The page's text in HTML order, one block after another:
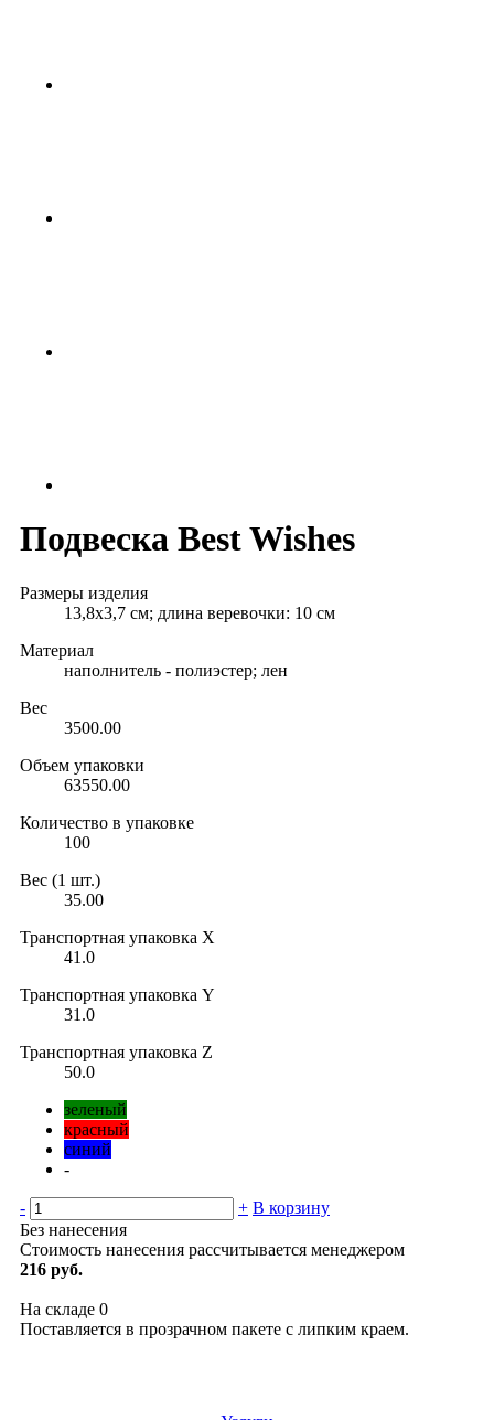
Подвеска Best Wishes
Размеры изделия
13,8х3,7 см; длина веревочки: 10 см
Материал
наполнитель - полиэстер; лен
Вес
3500.00
Объем упаковки
63550.00
Количество в упаковке
100
Вес (1 шт.)
35.00
Транспортная упаковка X
41.0
Транспортная упаковка Y
31.0
Транспортная упаковка Z
50.0
зеленый
красный
синий
-
- + В корзину
Без нанесения
Стоимость нанесения рассчитывается менеджером
216 руб.
На складе 0
Поставляется в прозрачном пакете с липким краем.